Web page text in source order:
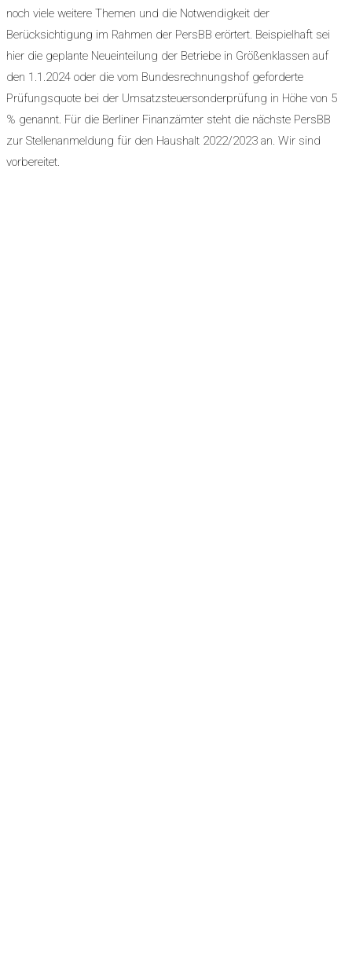
noch viele weitere Themen und die Notwendigkeit der
Berücksichtigung im Rahmen der PersBB erörtert. Beispielhaft sei
hier die geplante Neueinteilung der Betriebe in Größenklassen auf
den 1.1.2024 oder die vom Bundesrechnungshof geforderte
Prüfungsquote bei der Umsatzsteuersonderprüfung in Höhe von 5
% genannt. Für die Berliner Finanzämter steht die nächste PersBB
zur Stellenanmeldung für den Haushalt 2022/2023 an. Wir sind
vorbereitet.